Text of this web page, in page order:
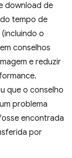
download de
tempo de
o
conselhos
e reduzir
que o conselho
problema
encontrada
por